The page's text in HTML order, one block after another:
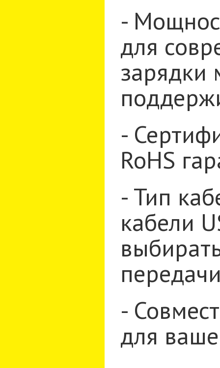
-
для
зарядки
-
RoHS
- Тип
кабели
-
для